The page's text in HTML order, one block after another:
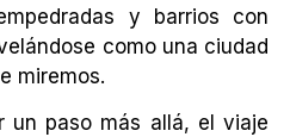
y barrios con
como una ciudad
miremos.
un paso más allá, el viaje